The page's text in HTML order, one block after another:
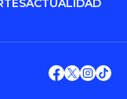
ACTUALIDAD